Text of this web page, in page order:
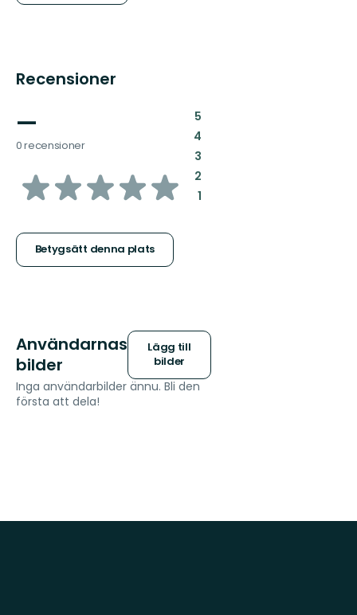
Recensioner
—
0 recensioner
av
stjärnor
Betygsätt denna plats
5:
4:
3:
2:
1:
Användarnas
bilder
Lägg till
bilder
Inga användarbilder ännu. Bli den
första att dela!